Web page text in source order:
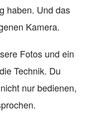
haben. Und das
Kamera.
Fotos und ein
Technik. Du
nur bedienen,